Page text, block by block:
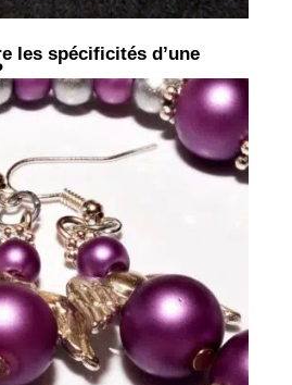
les spécificités d’une